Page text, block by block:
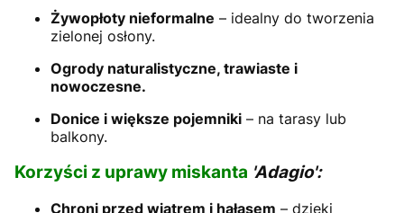
Żywopłoty nieformalne – idealny do tworzenia
zielonej osłony.
Ogrody naturalistyczne, trawiaste i
nowoczesne.
Donice i większe pojemniki – na tarasy lub
balkony.
Korzyści z uprawy miskanta 'Adagio':
Chroni przed wiatrem i hałasem – dzięki